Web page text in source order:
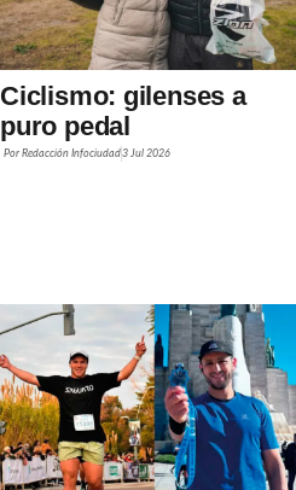
Ciclismo: gilenses a
puro pedal
PorRedacción Infociudad3 Jul 2026